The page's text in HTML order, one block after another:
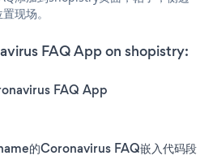
现场。
FAQ App on shopistry:
FAQ App
的Coronavirus FAQ嵌入代码段